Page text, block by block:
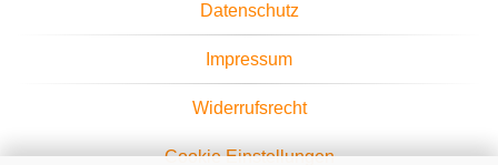
Datenschutz
Impressum
Widerrufsrecht
Cookie Einstellungen